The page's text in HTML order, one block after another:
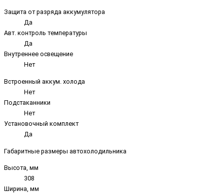
Защита от разряда аккумулятора
Да
Авт. контроль температуры
Да
Внутреннее освещение
Нет
Встроенный аккум. холода
Нет
Подстаканники
Нет
Установочный комплект
Да
Габаритные размеры автохолодильника
Высота, мм
308
Ширина, мм